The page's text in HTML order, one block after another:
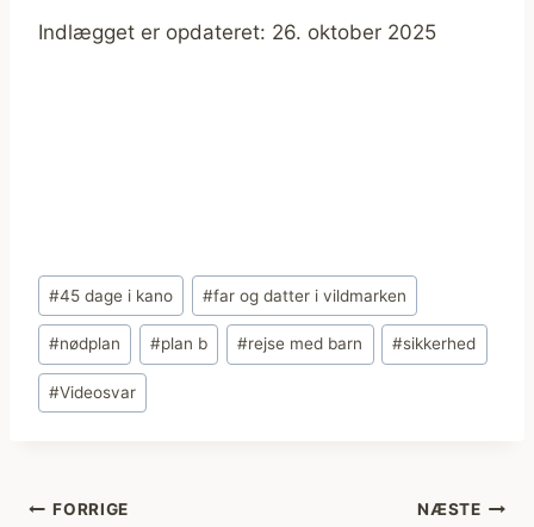
Indlægget er opdateret: 26. oktober 2025
Indlæg-
tags:
#45 dage i kano #far og datter i vildmarken
#nødplan #plan b #rejse med barn #sikkerhed
#Videosvar
Indlægsnavigation
FORRIGE NÆSTE